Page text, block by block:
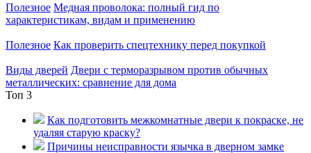
Полезное Медная проволока: полный гид по
характеристикам, видам и применению
Полезное Как проверить спецтехнику перед покупкой
Виды дверей Двери с терморазрывом против обычных
металлических: сравнение для дома
Топ 3
Как подготовить межкомнатные двери к покраске, не
удаляя старую краску?
Причины неисправности язычка в дверном замке